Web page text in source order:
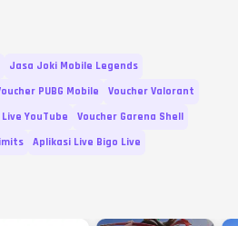
Jasa Joki Mobile Legends
PUBG Mobile
Voucher Valorant
YouTube
Voucher Garena Shell
Aplikasi Live Bigo Live